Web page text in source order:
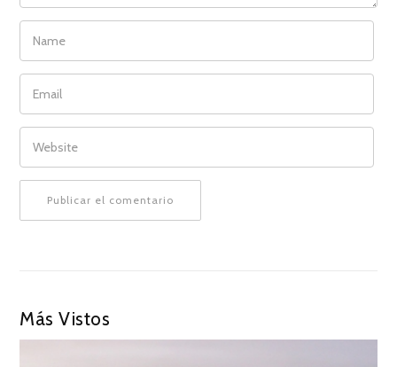
NAME
EMAIL
WEBSITE
Más Vistos